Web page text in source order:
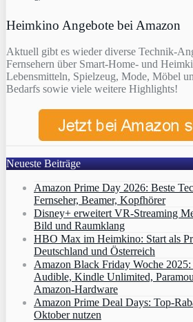
Heimkino Angebote bei Amazon
Aktuell gibt es wieder diverse Technik-
Fernsehern über Smart-Home- und
Lebensmitteln, Spielzeug, Mode, Möbel
Bedarfs sowie viele weitere Highlights!
Neueste Beiträge
Amazon Prime Day 2026: Beste
Fernseher, Beamer, Kopfhörer
Disney+ erweitert VR‑Streaming
Bild und Raumklang
HBO Max im Heimkino: Start als
Deutschland und Österreich
Amazon Black Friday Woche 2025:
Audible, Kindle Unlimited,
Amazon‑Hardware
Amazon Prime Deal Days: Top-
Oktober nutzen